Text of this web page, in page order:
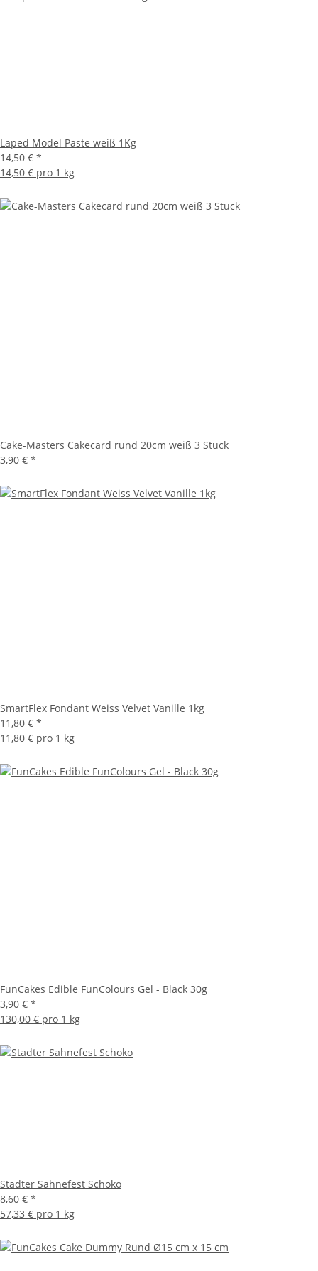
Laped Model Paste weiß 1Kg
14,50 € *
14,50 € pro 1 kg
Cake-Masters Cakecard rund 20cm weiß 3 Stück
3,90 € *
SmartFlex Fondant Weiss Velvet Vanille 1kg
11,80 € *
11,80 € pro 1 kg
FunCakes Edible FunColours Gel - Black 30g
3,90 € *
130,00 € pro 1 kg
Stadter Sahnefest Schoko
8,60 € *
57,33 € pro 1 kg